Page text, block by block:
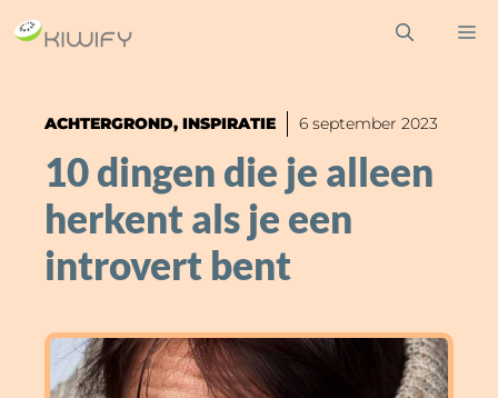
Ga
naar
inhoudACHTERGROND, INSPIRATIE 6 september 2023
10 dingen die je alleen
herkent als je een
introvert bent